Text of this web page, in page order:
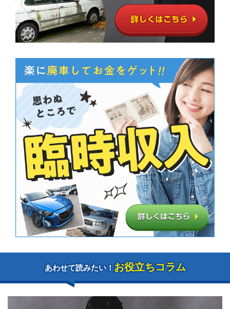
あわせて読みたい！ お役立ちコラム